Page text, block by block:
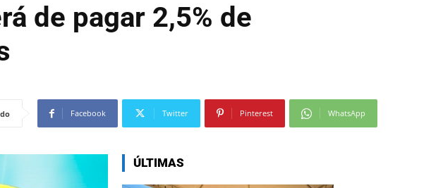
de pagar 2,5% de
Facebook Twitter Pinterest WhatsApp
ÚLTIMAS